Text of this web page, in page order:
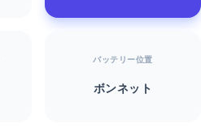
バッテリー位置
ボンネット